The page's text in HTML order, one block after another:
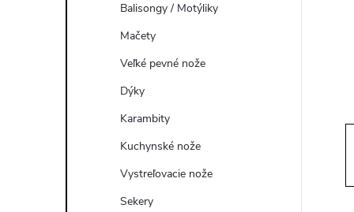
Balisongy / Motýliky
Mačety
Veľké pevné nože
Dýky
Karambity
Kuchynské nože
Vystreľovacie nože
Sekery